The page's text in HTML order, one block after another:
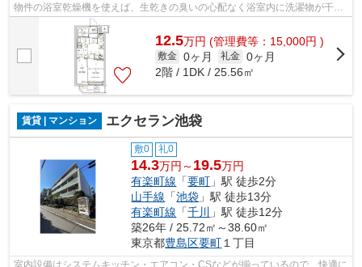
物件の浴室乾燥機を使えば、生乾きの臭いの心配なく浴室内に洗濯物が干せ
ます。共用部には宅配ボックスが付い...
12.5万円 (管理費等：15,000円 )
敷金 0ヶ月 礼金 0ヶ月
2階 / 1DK / 25.56㎡
賃貸 | マンション エクセラン池袋
敷0 礼0
14.3万円～ 19.5万円
有楽町線 「要町 」駅 徒歩2分
山手線 「池袋 」駅 徒歩13分
有楽町線 「千川
」駅 徒歩12分
築26年 / 25.72㎡～38.60㎡
東京都豊島区要町 １丁目
室内設備はシステムキッチン・エアコン・CSなどが揃っているので、快適に